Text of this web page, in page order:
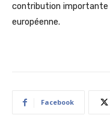
contribution importante
européenne.
Facebook